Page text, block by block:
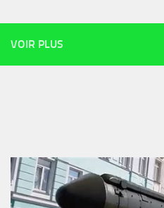
VOIR PLUS